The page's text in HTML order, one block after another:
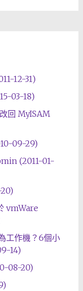
12-31)
03-18)
回 MyISAM
09-29)
(2011-01-
vmWare
工作機？6個小
14)
08-20)